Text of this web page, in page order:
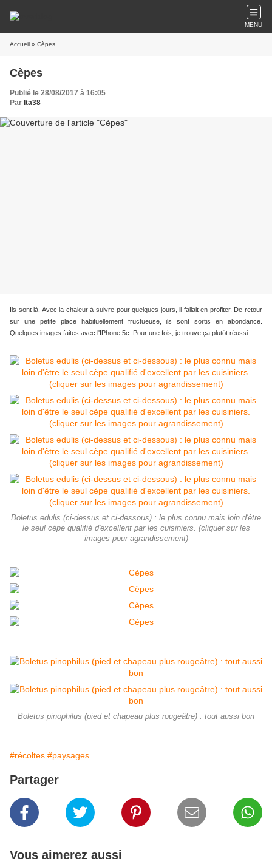
MENU
Accueil » Cèpes
Cèpes
Publié le 28/08/2017 à 16:05
Par lta38
Ils sont là. Avec la chaleur à suivre pour quelques jours, il fallait en profiter. De retour
sur une petite place habituellement fructueuse, ils sont sortis en abondance.
Quelques images faites avec l'IPhone 5c. Pour une fois, je trouve ça plutôt réussi.
Boletus edulis (ci-dessus et ci-dessous) : le plus connu mais loin d'être
le seul cèpe qualifié d'excellent par les cuisiniers. (cliquer sur les
images pour agrandissement)
Boletus pinophilus (pied et chapeau plus rougeâtre) : tout aussi bon
#récoltes #paysages
Partager
Vous aimerez aussi